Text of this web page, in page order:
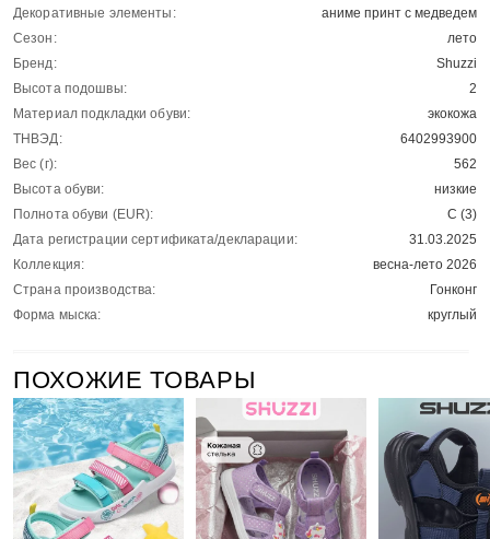
Декоративные элементы:
аниме принт с медведем
Сезон:
лето
Бренд:
Shuzzi
Высота подошвы:
2
Материал подкладки обуви:
экокожа
ТНВЭД:
6402993900
Вес (г):
562
Высота обуви:
низкие
Полнота обуви (EUR):
С (3)
Дата регистрации сертификата/декларации:
31.03.2025
Коллекция:
весна-лето 2026
Страна производства:
Гонконг
Форма мыска:
круглый
ПОХОЖИЕ ТОВАРЫ